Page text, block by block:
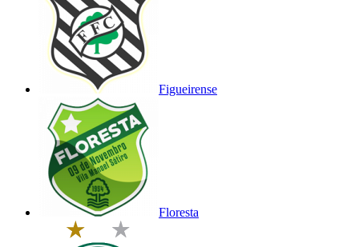
Figueirense
Floresta